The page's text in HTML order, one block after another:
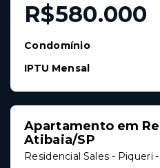
R$580.000
Condomínio
IPTU Mensal
Apartamento em
Atibaia/SP
Residencial Sales - Piqueri